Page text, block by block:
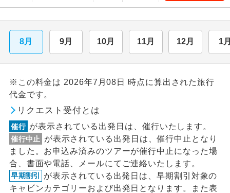
8月 9月 10月 11月 12月 1
※この料金は 2026年7月08日 時点に算出された旅行
代金です。
リクエスト受付とは
催行 が表示されている出発日は、催行いたします。
催行中止
が表示されている出発日は、催行中止となり
ました。お申込み済みのツアーが催行中止になった場
合、書面や電話、メールにてご連絡いたします。
早期割引
が表示されている出発日は、早期割引対象の
キャビンカテゴリーおよび出発日となります。また表